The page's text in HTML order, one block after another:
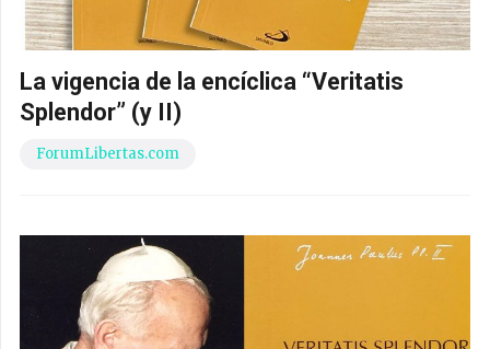
La vigencia de la encíclica “Veritatis
Splendor” (y II)
ForumLibertas.com